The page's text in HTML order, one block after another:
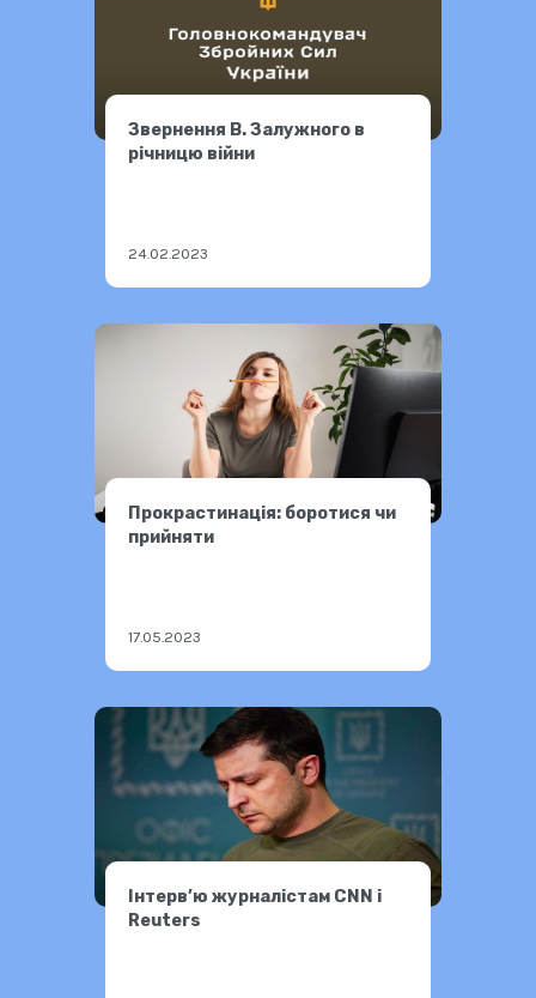
Звернення В. Залужного в
річницю війни
24.02.2023
Прокрастинація: боротися чи
прийняти
17.05.2023
Інтерв’ю журналістам CNN і
Reuters